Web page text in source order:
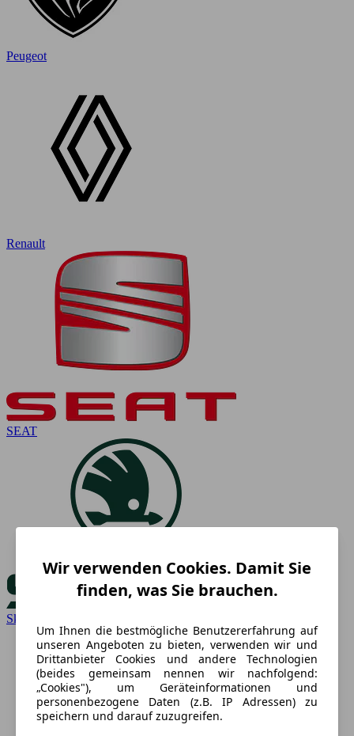
Peugeot
Renault
SEAT
Skoda
Wir verwenden Cookies. Damit Sie
finden, was Sie brauchen.
Um Ihnen die bestmögliche Benutzererfahrung auf
unseren Angeboten zu bieten, verwenden wir und
Drittanbieter Cookies und andere Technologien
(beides gemeinsam nennen wir nachfolgend:
„Cookies"), um Geräteinformationen und
personenbezogene Daten (z.B. IP Adressen) zu
speichern und darauf zuzugreifen.